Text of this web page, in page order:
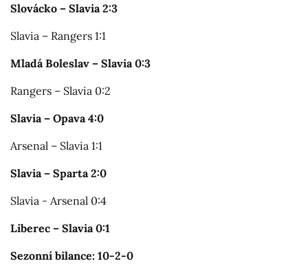
Slovácko – Slavia 2:3
Slavia – Rangers 1:1
Mladá Boleslav – Slavia 0:3
Rangers – Slavia 0:2
Slavia – Opava 4:0
Arsenal – Slavia 1:1
Slavia – Sparta 2:0
Slavia - Arsenal 0:4
Liberec – Slavia 0:1
Sezonní bilance: 10-2-0